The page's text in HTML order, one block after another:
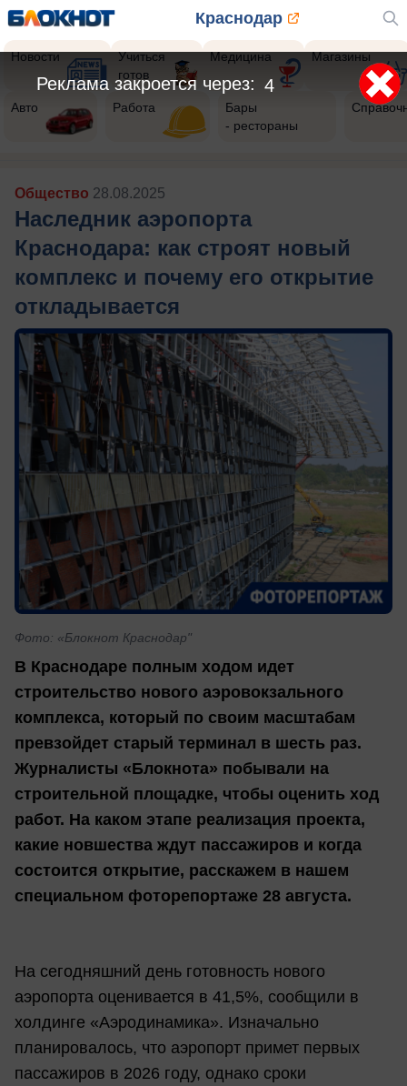
Краснодар
Новости
Учиться
готов
Медицина Магазины
Авто Работа
Бары
- рестораны
Общество 28.08.2025
Наследник аэропорта
Краснодара: как строят новый
комплекс и почему его открытие
откладывается
Фото: «Блокнот Краснодар"
В Краснодаре полным ходом идет
строительство нового аэровокзального
комплекса, который по своим масштабам
превзойдет старый терминал в шесть раз.
Журналисты «Блокнота» побывали на
строительной площадке, чтобы оценить ход
работ. На каком этапе реализация проекта,
какие новшества ждут пассажиров и когда
состоится открытие, расскажем в нашем
специальном фоторепортаже 28 августа.
На сегодняшний день готовность нового
аэропорта оценивается в 41,5%, сообщили в
холдинге «Аэродинамика». Изначально
планировалось, что аэропорт примет первых
пассажиров в 2026 году, однако сроки
1
Реклама закроется через: